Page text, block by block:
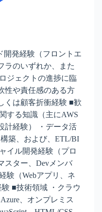
開発経験（フロントエ
ラのいずれか、また
ジェクトの進捗に臨
性や責任感のある方
くは顧客折衝経験 ■歓
する知識（主にAWS
計経験） ・データ活
築、および、ETL/BI
イル開発経験（プロ
スター、Devメンバ
験（Webアプリ、ネ
■技術領域 ・クラウ
、オンプレミス